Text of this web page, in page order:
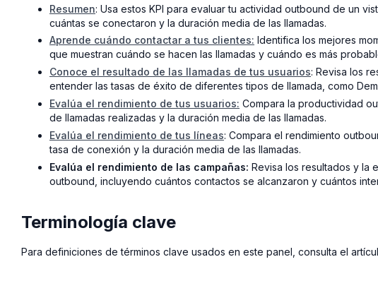
Resumen: Usa estos KPI para evaluar tu actividad outbound de un
cuántas se conectaron y la duración media de las llamadas.
Aprende cuándo contactar a tus clientes: Identifica los mejores
que muestran cuándo se hacen las llamadas y cuándo es más
Conoce el resultado de las llamadas de tus usuarios: Revisa los
entender las tasas de éxito de diferentes tipos de llamada, como
Evalúa el rendimiento de tus usuarios: Compara la productividad
de llamadas realizadas y la duración media de las llamadas.
Evalúa el rendimiento de tus líneas: Compara el rendimiento
tasa de conexión y la duración media de las llamadas.
Evalúa el rendimiento de las campañas: Revisa los resultados y la
outbound, incluyendo cuántos contactos se alcanzaron y cuántos
Terminología clave
Para definiciones de términos clave usados en este panel, consulta el